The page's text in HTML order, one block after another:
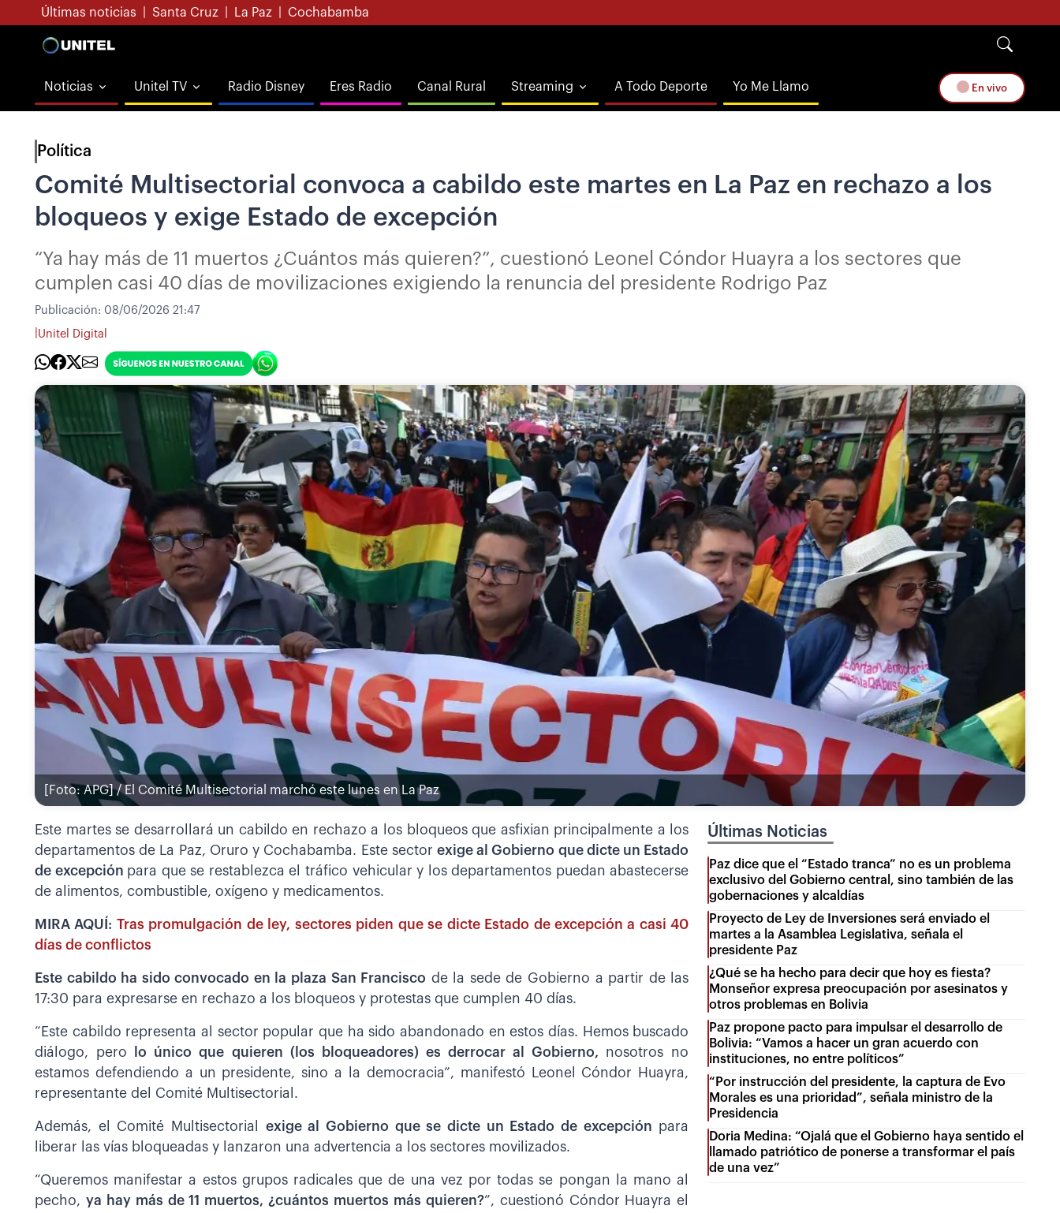
Últimas noticias Santa Cruz La Paz Cochabamba
Noticias Unitel TV Radio Disney Eres Radio Canal Rural Streaming A Todo Deporte Yo Me Llamo En vivo
Política
Comité Multisectorial convoca a cabildo este martes en La Paz en rechazo a los
bloqueos y exige Estado de excepción
“Ya hay más de 11 muertos ¿Cuántos más quieren?”, cuestionó Leonel Cóndor Huayra a los sectores que
cumplen casi 40 días de movilizaciones exigiendo la renuncia del presidente Rodrigo Paz
Publicación: 08/06/2026 21:47
Unitel Digital
[Foto: APG] / El Comité Multisectorial marchó este lunes en La Paz
Este martes se desarrollará un cabildo en rechazo a los bloqueos que asfixian principalmente a los
departamentos de La Paz, Oruro y Cochabamba. Este sector exige al Gobierno que dicte un Estado
de excepción para que se restablezca el tráfico vehicular y los departamentos puedan abastecerse
de alimentos, combustible, oxígeno y medicamentos.
MIRA AQUÍ: Tras promulgación de ley, sectores piden que se dicte Estado de excepción a casi 40
días de conflictos
Este cabildo ha sido convocado en la plaza San Francisco de la sede de Gobierno a partir de las
17:30 para expresarse en rechazo a los bloqueos y protestas que cumplen 40 días.
“Este cabildo representa al sector popular que ha sido abandonado en estos días. Hemos buscado
diálogo, pero lo único que quieren (los bloqueadores) es derrocar al Gobierno, nosotros no
estamos defendiendo a un presidente, sino a la democracia”, manifestó Leonel Cóndor Huayra,
representante del Comité Multisectorial.
Además, el Comité Multisectorial exige al Gobierno que se dicte un Estado de excepción para
liberar las vías bloqueadas y lanzaron una advertencia a los sectores movilizados.
“Queremos manifestar a estos grupos radicales que de una vez por todas se pongan la mano al
pecho, ya hay más de 11 muertos, ¿cuántos muertos más quieren?”, cuestionó Cóndor Huayra el
Últimas Noticias
Paz dice que el “Estado tranca” no es un problema
exclusivo del Gobierno central, sino también de las
gobernaciones y alcaldías
Proyecto de Ley de Inversiones será enviado el
martes a la Asamblea Legislativa, señala el
presidente Paz
¿Qué se ha hecho para decir que hoy es fiesta?
Monseñor expresa preocupación por asesinatos y
otros problemas en Bolivia
Paz propone pacto para impulsar el desarrollo de
Bolivia: “Vamos a hacer un gran acuerdo con
instituciones, no entre políticos”
“Por instrucción del presidente, la captura de Evo
Morales es una prioridad”, señala ministro de la
Presidencia
Doria Medina: “Ojalá que el Gobierno haya sentido el
llamado patriótico de ponerse a transformar el país
de una vez”